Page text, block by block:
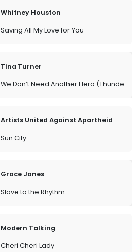
Whitney Houston
Saving All My Love for You
Tina Turner
We Don’t Need Another Hero
Artists United Against Apartheid
Sun City
Grace Jones
Slave to the Rhythm
Modern Talking
Cheri Cheri Lady